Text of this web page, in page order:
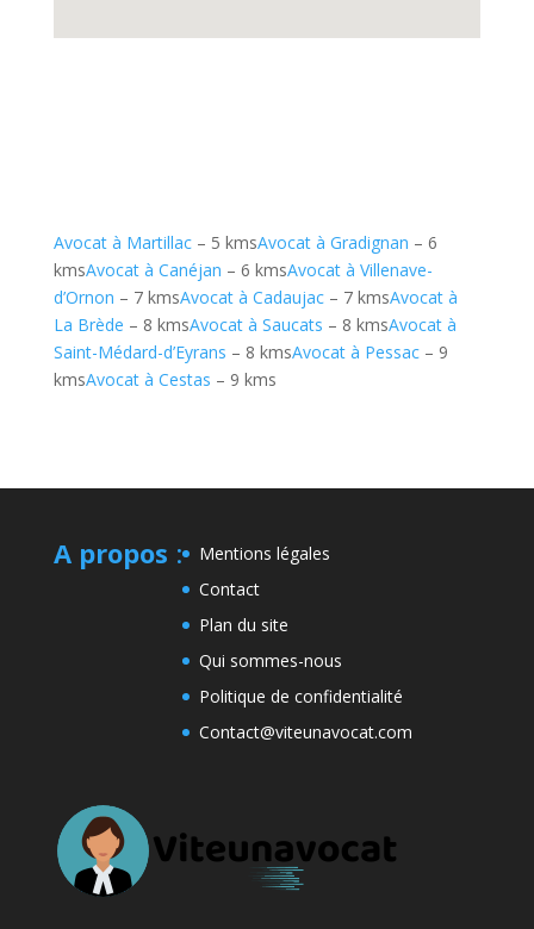
Avocat à Martillac– 5 kmsAvocat à Gradignan – 6
kmsAvocat à Canéjan – 6 kmsAvocat à Villenave-
d’Ornon – 7 kmsAvocat à Cadaujac– 7 kmsAvocat à
La Brède – 8 kmsAvocat à Saucats – 8 kmsAvocat à
Saint-Médard-d’Eyrans – 8 kmsAvocat à Pessac– 9
kmsAvocat à Cestas – 9 kms
A propos :
Mentions légales
Contact
Plan du site
Qui sommes-nous
Politique de confidentialité
Contact@viteunavocat.com